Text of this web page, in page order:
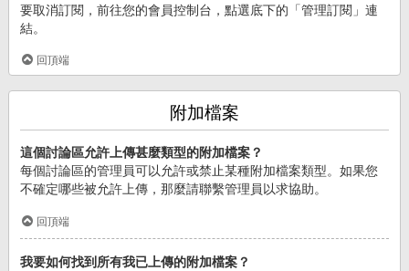
要取消訂閱，前往您的會員控制台，點選底下的「管理訂閱」連
結。
回頂端
附加檔案
這個討論區允許上傳甚麼類型的附加檔案？
每個討論區的管理員可以允許或禁止某種附加檔案類型。如果您
不確定哪些被允許上傳，那麼請聯繫管理員以求協助。
回頂端
我要如何找到所有我已上傳的附加檔案？